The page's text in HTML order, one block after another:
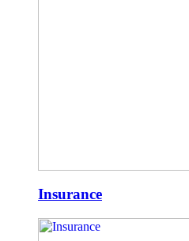
Insurance